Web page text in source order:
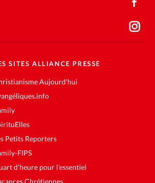
SITES ALLIANCE PRESSE
Aujourd'hui
Petits Reporters
FIPS
d'heure pour l'essentiel
Chrétiennes